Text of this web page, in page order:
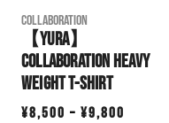
COLLABORATION
【YURA】
Collaboration Heavy
Weight T-Shirt
¥8,500 – ¥9,800